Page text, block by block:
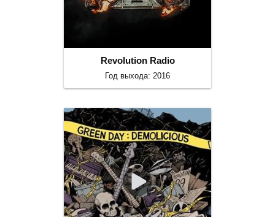
Revolution Radio
Год выхода: 2016